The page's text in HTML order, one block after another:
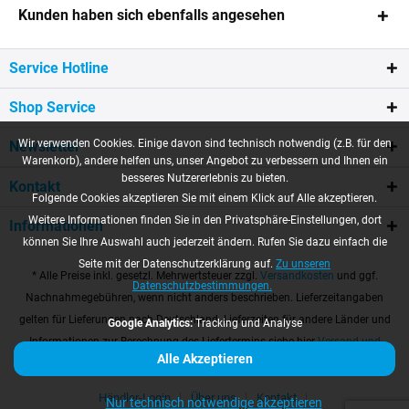
Kunden haben sich ebenfalls angesehen
Service Hotline
Shop Service
Newsletter
Kontakt
Informationen
* Alle Preise inkl. gesetzl. Mehrwertsteuer zzgl. Versandkosten und ggf.
Nachnahmegebühren, wenn nicht anders beschrieben. Lieferzeitangaben
gelten für Lieferungen nach Deutschland. Lieferzeiten für andere Länder und
Informationen zur Berechnung des Liefertermins siehe hierVersand und
Zahlungsbedingungen
Händler-Login Über uns Kontakt
Wir verwenden Cookies. Einige davon sind technisch notwendig (z.B. für den
Warenkorb), andere helfen uns, unser Angebot zu verbessern und Ihnen ein
besseres Nutzererlebnis zu bieten.
Folgende Cookies akzeptieren Sie mit einem Klick auf Alle akzeptieren.
Weitere Informationen finden Sie in den Privatsphäre-Einstellungen, dort
können Sie Ihre Auswahl auch jederzeit ändern. Rufen Sie dazu einfach die
Seite mit der Datenschutzerklärung auf. Zu unseren
Datenschutzbestimmungen.
Google Analytics:Tracking und Analyse
Nur technisch notwendige akzeptieren
Alle Akzeptieren